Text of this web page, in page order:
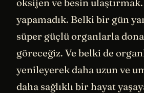
oksijen ve besin
yapamadık. Belki bir gün
süper güçlü organlarla
göreceğiz. Ve belki de
yenileyerek daha uzun ve
daha sağlıklı bir hayat